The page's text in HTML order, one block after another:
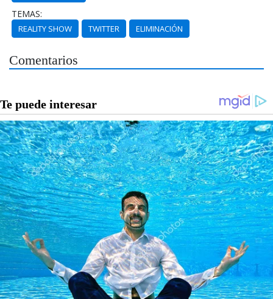
TEMAS:
REALITY SHOW TWITTER ELIMINACIÓN
Comentarios